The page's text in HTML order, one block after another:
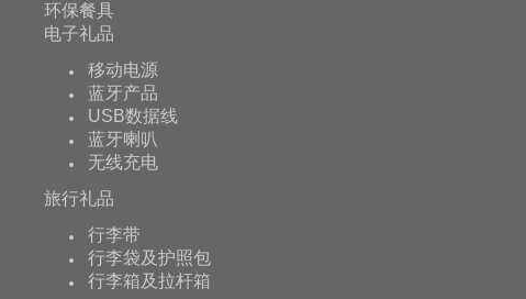
环保餐具
电子礼品
移动电源
蓝牙产品
USB数据线
蓝牙喇叭
无线充电
旅行礼品
行李带
行李袋及护照包
行李箱及拉杆箱